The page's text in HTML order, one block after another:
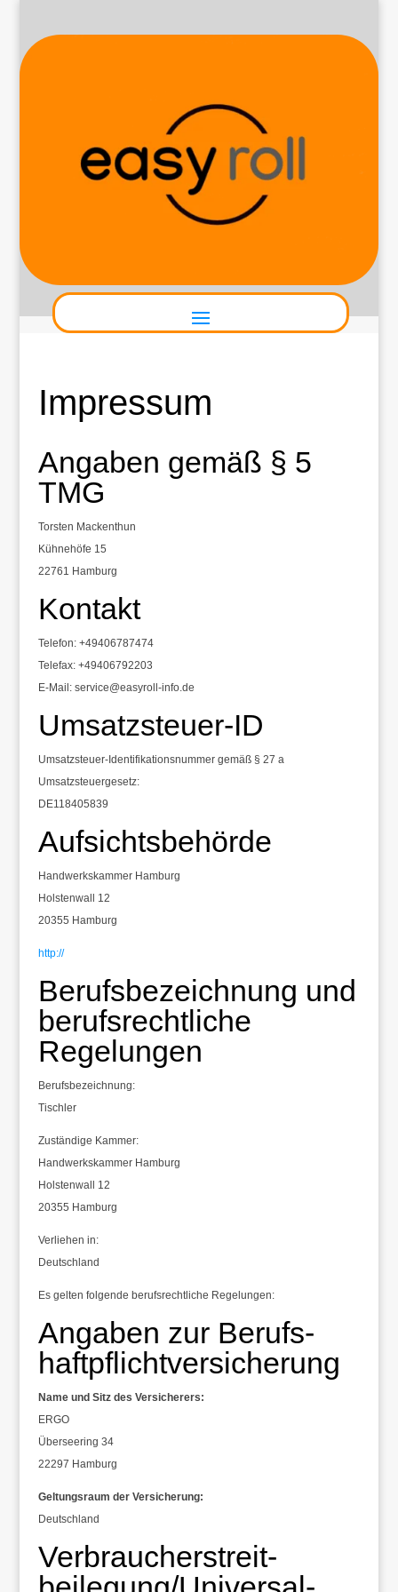
Impressum
Angaben gemäß § 5
TMG
Torsten Mackenthun
Kühnehöfe 15
22761 Hamburg
Kontakt
Telefon: +49406787474
Telefax: +49406792203
E-Mail: service@easyroll-info.de
Umsatzsteuer-ID
Umsatzsteuer-Identifikationsnummer gemäß § 27 a
Umsatzsteuergesetz:
DE118405839
Aufsichtsbehörde
Handwerkskammer Hamburg
Holstenwall 12
20355 Hamburg
http://
Berufsbezeichnung und
berufsrechtliche
Regelungen
Berufsbezeichnung:
Tischler
Zuständige Kammer:
Handwerkskammer Hamburg
Holstenwall 12
20355 Hamburg
Verliehen in:
Deutschland
Es gelten folgende berufsrechtliche Regelungen:
Angaben zur Berufs­
haftpflicht­versicherung
Name und Sitz des Versicherers:
ERGO
Überseering 34
22297 Hamburg
Geltungsraum der Versicherung:
Deutschland
Verbraucher­streit­